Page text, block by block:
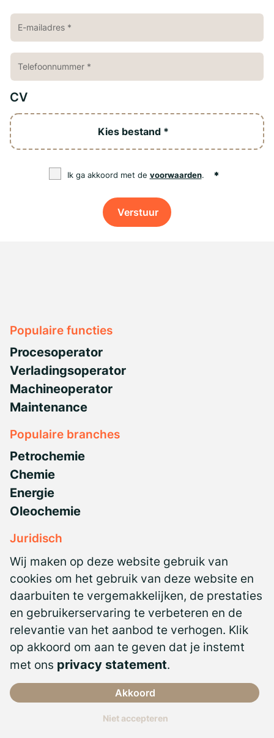
CV
Kies bestand *
Ik ga akkoord met de voorwaarden.
Verstuur
Populaire functies
Procesoperator
Verladingsoperator
Machineoperator
Maintenance
Populaire branches
Petrochemie
Chemie
Energie
Oleochemie
Juridisch
Privacyverklaring
NBBU CAO
Antidiscriminatiebeleid
Algemene voorwaarden
Certificeringen
Wij maken op deze website gebruik van
cookies om het gebruik van deze website en
daarbuiten te vergemakkelijken, de prestaties
en gebruikerservaring te verbeteren en de
relevantie van het aanbod te verhogen. Klik
op akkoord om aan te geven dat je instemt
met ons privacy statement.
Akkoord
Niet accepteren